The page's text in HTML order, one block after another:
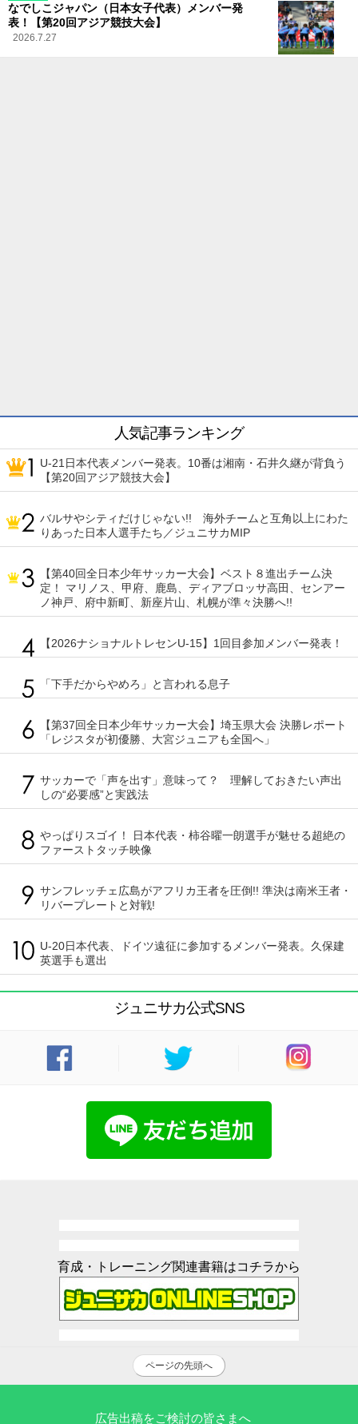
なでしこジャパン（日本女子代表）メンバー発
表！【第20回アジア競技大会】
2026.7.27
人気記事ランキング
U-21日本代表メンバー発表。10番は湘南・石井久継が背負う
【第20回アジア競技大会】
バルサやシティだけじゃない!! 海外チームと互角以上にわた
りあった日本人選手たち／ジュニサカMIP
【第40回全日本少年サッカー大会】ベスト８進出チーム決
定！ マリノス、甲府、鹿島、ディアブロッサ高田、センアー
ノ神戸、府中新町、新座片山、札幌が準々決勝へ!!
【2026ナショナルトレセンU-15】1回目参加メンバー発表！
「下手だからやめろ」と言われる息子
【第37回全日本少年サッカー大会】埼玉県大会 決勝レポート
「レジスタが初優勝、大宮ジュニアも全国へ」
サッカーで「声を出す」意味って？ 理解しておきたい声出
しの“必要感”と実践法
やっぱりスゴイ！ 日本代表・柿谷曜一朗選手が魅せる超絶の
ファーストタッチ映像
サンフレッチェ広島がアフリカ王者を圧倒!! 準決は南米王者・
リバープレートと対戦!
U-20日本代表、ドイツ遠征に参加するメンバー発表。久保建
英選手も選出
ジュニサカ公式SNS
育成・トレーニング関連書籍はコチラから
ページの先頭へ
広告出稿をご検討の皆さまへ